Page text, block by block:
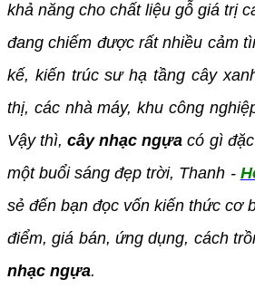
khả năng cho chất liệu gỗ giá trị
đang chiếm được rất nhiều cảm
kế, kiến trúc sư hạ tầng cây
thị, các nhà máy, khu công
Vậy thì,cây nhạc ngựa có gì
một buổi sáng đẹp trời, Thanh -
sẻ đến bạn đọc vốn kiến thức cơ
điểm, giá bán, ứng dụng, cách
nhạc ngựa.